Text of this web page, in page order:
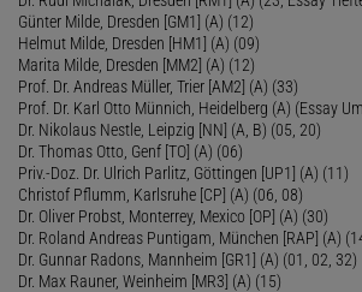
Günter Milde, Dresden [GM1] (A) (12)
Helmut Milde, Dresden [HM1] (A) (09)
Marita Milde, Dresden [MM2] (A) (12)
Prof. Dr. Andreas Müller, Trier [AM2] (A) (33)
Prof. Dr. Karl Otto Münnich, Heidelberg (A) (Essay
Dr. Nikolaus Nestle, Leipzig [NN] (A, B) (05, 20)
Dr. Thomas Otto, Genf [TO] (A) (06)
Priv.-Doz. Dr. Ulrich Parlitz, Göttingen [UP1] (A) (11)
Christof Pflumm, Karlsruhe [CP] (A) (06, 08)
Dr. Oliver Probst, Monterrey, Mexico [OP] (A) (30)
Dr. Roland Andreas Puntigam, München [RAP] (A)
Dr. Gunnar Radons, Mannheim [GR1] (A) (01, 02, 32)
Dr. Max Rauner, Weinheim [MR3] (A) (15)